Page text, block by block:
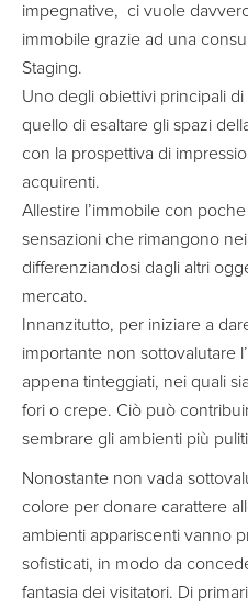
impegnative, ci vuole
immobile grazie ad una
Staging.
Uno degli obiettivi principali
quello di esaltare gli spazi
con la prospettiva di
acquirenti.
Allestire l’immobile con
sensazioni che rimangono
differenziandosi dagli altri
mercato.
Innanzitutto, per iniziare a
importante non sottovalutare
appena tinteggiati, nei quali
fori o crepe. Ciò può
sembrare gli ambienti più
Nonostante non vada
colore per donare carattere
ambienti appariscenti vanno
sofisticati, in modo da
fantasia dei visitatori. Di